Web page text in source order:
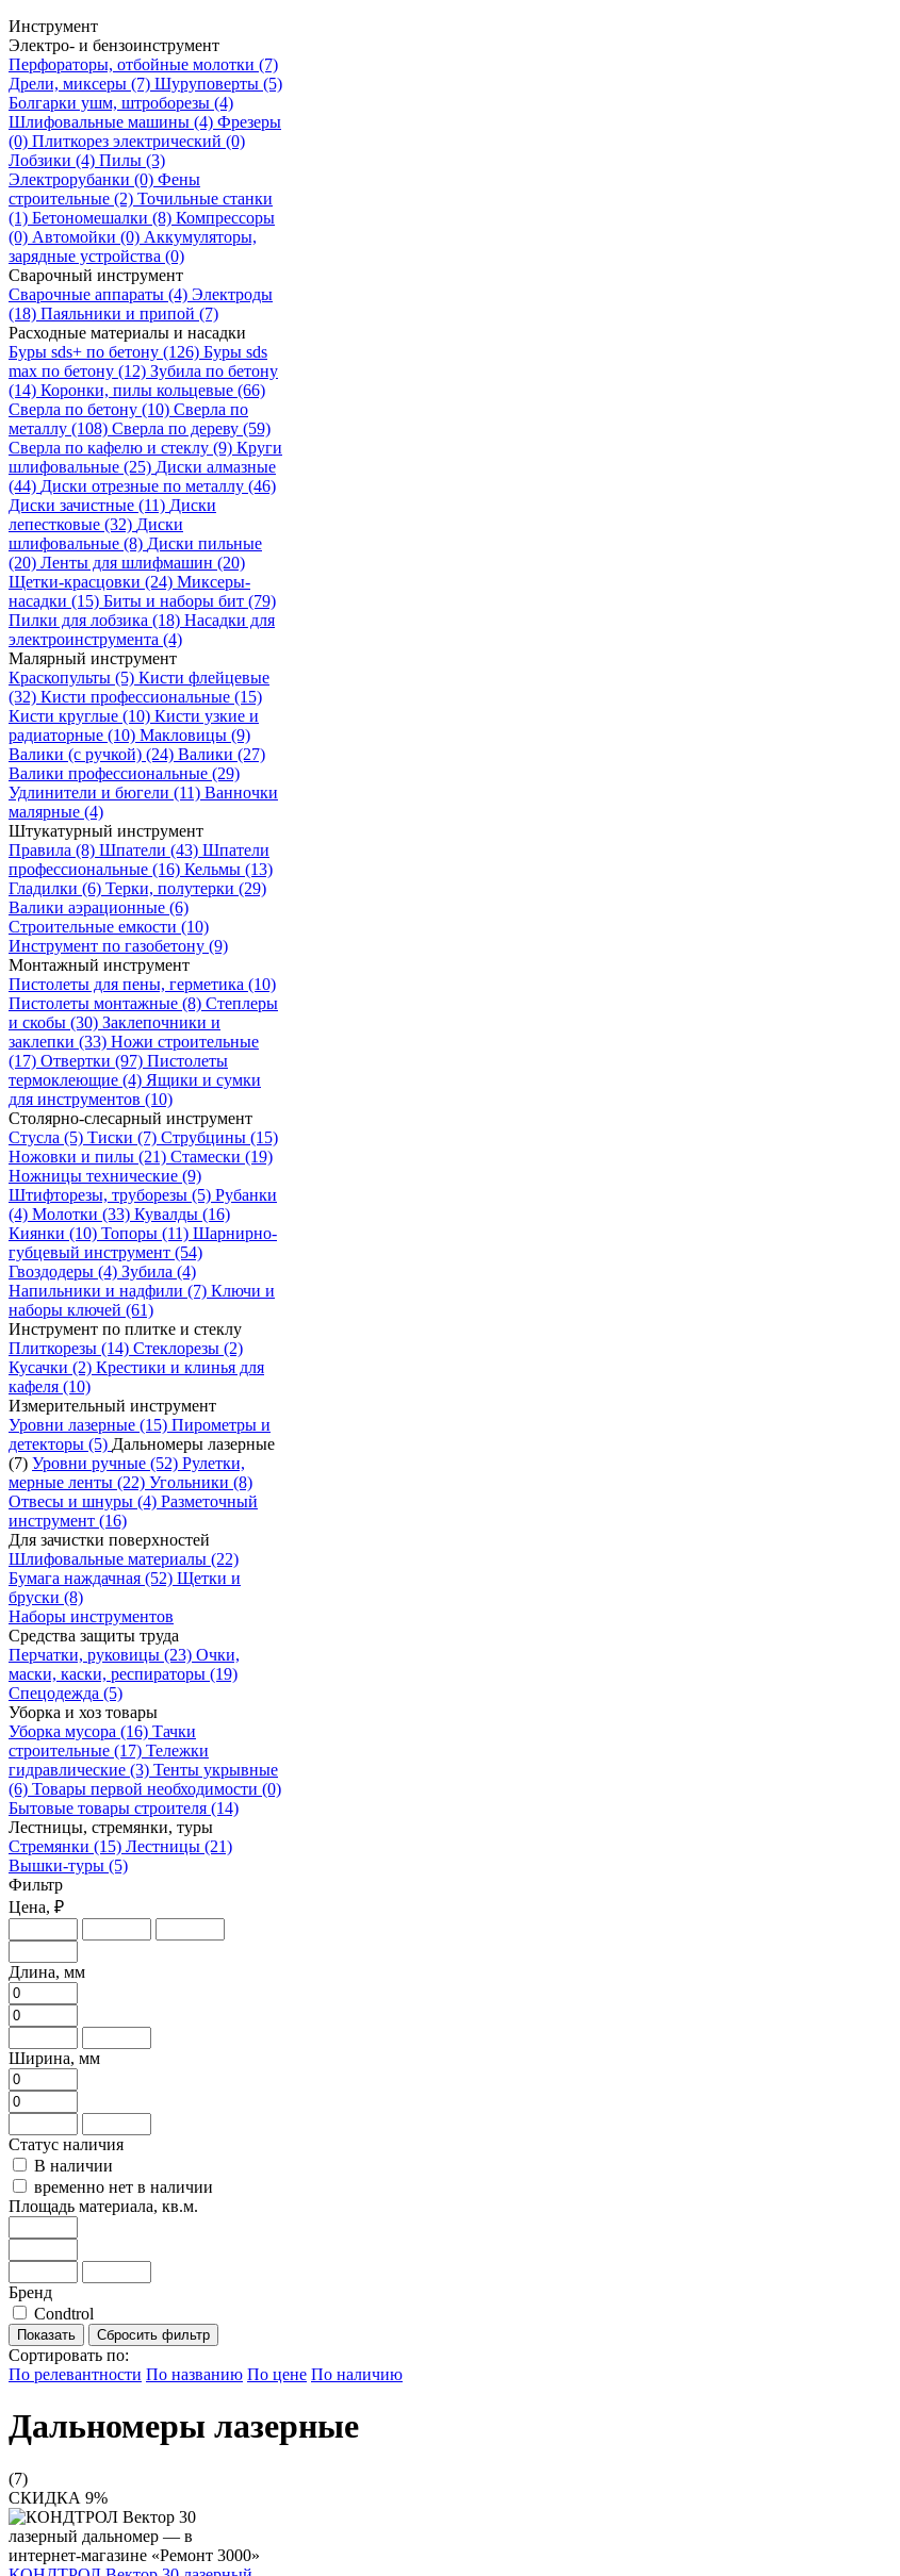
Инструмент
Электро- и бензоинструмент
Перфораторы, отбойные молотки (7)
Дрели, миксеры (7) Шуруповерты (5)
Болгарки ушм, штроборезы (4)
Шлифовальные машины (4) Фрезеры
(0) Плиткорез электрический (0)
Лобзики (4) Пилы (3)
Электрорубанки (0) Фены
строительные (2) Точильные станки
(1) Бетономешалки (8) Компрессоры
(0) Автомойки (0) Аккумуляторы,
зарядные устройства (0)
Сварочный инструмент
Сварочные аппараты (4) Электроды
(18) Паяльники и припой (7)
Расходные материалы и насадки
Буры sds+ по бетону (126) Буры sds
max по бетону (12) Зубила по бетону
(14) Коронки, пилы кольцевые (66)
Сверла по бетону (10) Сверла по
металлу (108) Сверла по дереву (59)
Сверла по кафелю и стеклу (9) Круги
шлифовальные (25) Диски алмазные
(44) Диски отрезные по металлу (46)
Диски зачистные (11) Диски
лепестковые (32) Диски
шлифовальные (8) Диски пильные
(20) Ленты для шлифмашин (20)
Щетки-красцовки (24) Миксеры-
насадки (15) Биты и наборы бит (79)
Пилки для лобзика (18) Насадки для
электроинструмента (4)
Малярный инструмент
Краскопульты (5) Кисти флейцевые
(32) Кисти профессиональные (15)
Кисти круглые (10) Кисти узкие и
радиаторные (10) Макловицы (9)
Валики (с ручкой) (24) Валики (27)
Валики профессиональные (29)
Удлинители и бюгели (11) Ванночки
малярные (4)
Штукатурный инструмент
Правила (8) Шпатели (43) Шпатели
профессиональные (16) Кельмы (13)
Гладилки (6) Терки, полутерки (29)
Валики аэрационные (6)
Строительные емкости (10)
Инструмент по газобетону (9)
Монтажный инструмент
Пистолеты для пены, герметика (10)
Пистолеты монтажные (8) Степлеры
и скобы (30) Заклепочники и
заклепки (33) Ножи строительные
(17) Отвертки (97) Пистолеты
термоклеющие (4) Ящики и сумки
для инструментов (10)
Столярно-слесарный инструмент
Стусла (5) Тиски (7) Струбцины (15)
Ножовки и пилы (21) Стамески (19)
Ножницы технические (9)
Штифторезы, труборезы (5) Рубанки
(4) Молотки (33) Кувалды (16)
Киянки (10) Топоры (11) Шарнирно-
губцевый инструмент (54)
Гвоздодеры (4) Зубила (4)
Напильники и надфили (7) Ключи и
наборы ключей (61)
Инструмент по плитке и стеклу
Плиткорезы (14) Стеклорезы (2)
Кусачки (2) Крестики и клинья для
кафеля (10)
Измерительный инструмент
Уровни лазерные (15) Пирометры и
детекторы (5) Дальномеры лазерные
(7) Уровни ручные (52) Рулетки,
мерные ленты (22) Угольники (8)
Отвесы и шнуры (4) Разметочный
инструмент (16)
Для зачистки поверхностей
Шлифовальные материалы (22)
Бумага наждачная (52) Щетки и
бруски (8)
Наборы инструментов
Средства защиты труда
Перчатки, руковицы (23) Очки,
маски, каски, респираторы (19)
Спецодежда (5)
Уборка и хоз товары
Уборка мусора (16) Тачки
строительные (17) Тележки
гидравлические (3) Тенты укрывные
(6) Товары первой необходимости (0)
Бытовые товары строителя (14)
Лестницы, стремянки, туры
Стремянки (15) Лестницы (21)
Вышки-туры (5)
Фильтр
Цена, ₽
Длина, мм
Ширина, мм
Статус наличия
В наличии
временно нет в наличии
Площадь материала, кв.м.
Бренд
Condtrol
Сбросить фильтр
Сортировать по:
По релевантности По названию По цене По наличию
Дальномеры лазерные
(7)
СКИДКА 9%